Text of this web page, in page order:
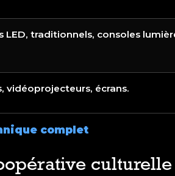
LED, traditionnels, consoles
vidéoprojecteurs, écrans.
complet
culturelle